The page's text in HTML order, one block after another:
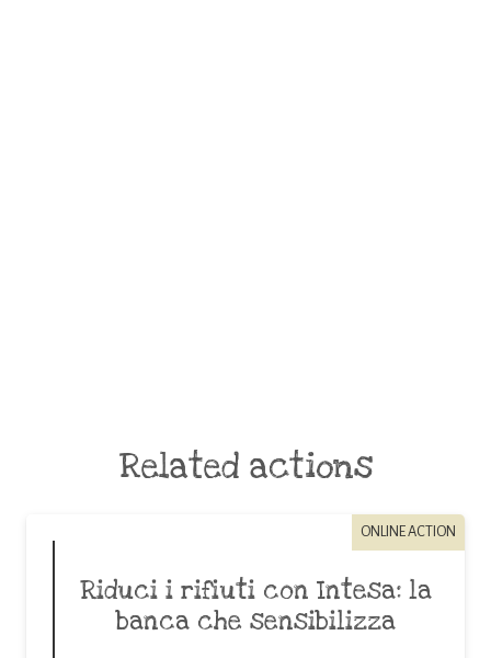
Related actions
ONLINE ACTION
Riduci i rifiuti con Intesa: la
banca che sensibilizza